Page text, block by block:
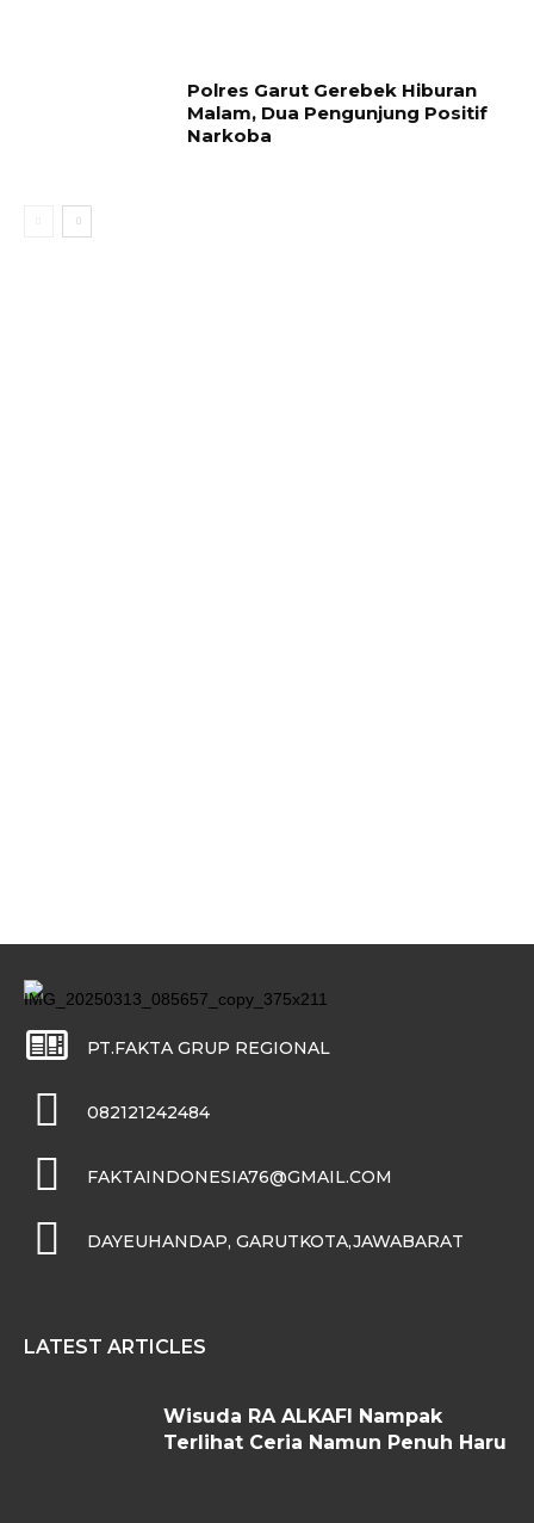
Polres Garut Gerebek Hiburan
Malam, Dua Pengunjung Positif
Narkoba
PT.FAKTA GRUP REGIONAL
082121242484
FAKTAINDONESIA76@GMAIL.COM
DAYEUHANDAP, GARUTKOTA,JAWABARAT
LATEST ARTICLES
Wisuda RA ALKAFI Nampak
Terlihat Ceria Namun Penuh Haru